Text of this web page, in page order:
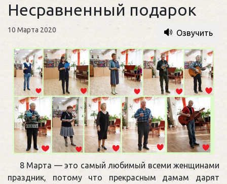
Несравненный подарок
10 Марта 2020 Озвучить
8 Марта — это самый любимый всеми женщинами
праздник, потому что прекрасным дамам дарят